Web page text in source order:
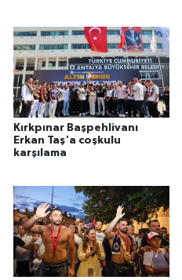
Kırkpınar Başpehlivanı
Erkan Taş'a coşkulu
karşılama